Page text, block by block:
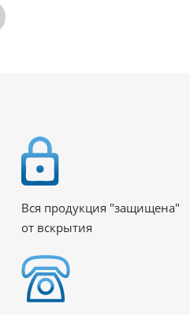
Вся продукция "защищена"
от вскрытия